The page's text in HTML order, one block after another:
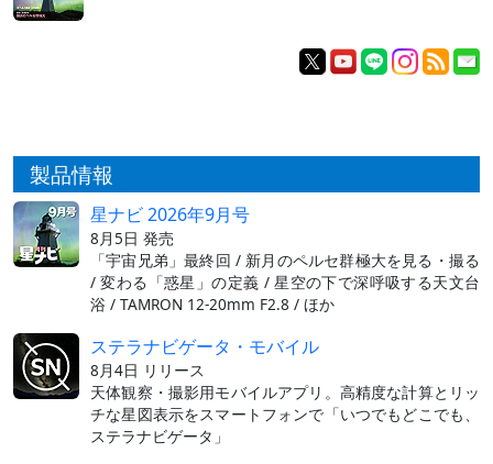
製品情報
星ナビ 2026年9月号
8月5日 発売
「宇宙兄弟」最終回 / 新月のペルセ群極大を見る・撮る
/ 変わる「惑星」の定義 / 星空の下で深呼吸する天文台
浴 / TAMRON 12-20mm F2.8 / ほか
ステラナビゲータ・モバイル
8月4日 リリース
天体観察・撮影用モバイルアプリ。高精度な計算とリッ
チな星図表示をスマートフォンで「いつでもどこでも、
ステラナビゲータ」